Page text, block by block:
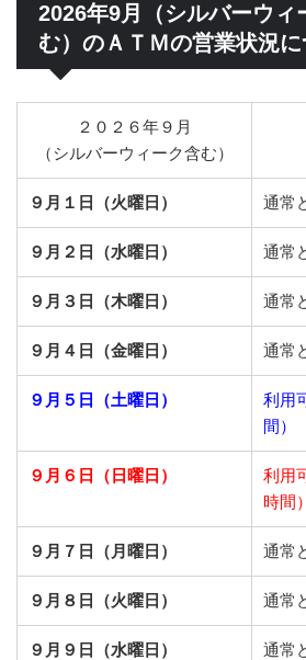
2026年9月（シルバーウィ
む）のＡＴＭの営業状況
２０２６年９月
（シルバーウィーク含む）
９月１日（火曜日） 通常
９月２日（水曜日） 通常
９月３日（木曜日） 通常
９月４日（金曜日） 通常
９月５日（土曜日）
利用
間）
９月６日（日曜日）
利用
時間）
９月７日（月曜日） 通常
９月８日（火曜日） 通常
９月９日（水曜日） 通常